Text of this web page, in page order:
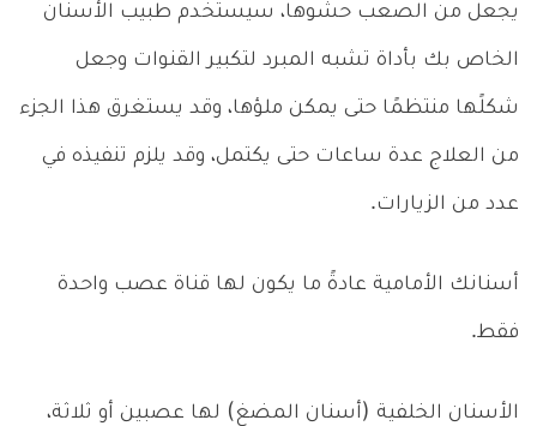
يجعل من الصعب حشوها، سيستخدم طبيب الأسنان
الخاص بك بأداة تشبه المبرد لتكبير القنوات وجعل
شكلًها منتظمًا حتى يمكن ملؤها، وقد يستغرق هذا الجزء
من العلاج عدة ساعات حتى يكتمل، وقد يلزم تنفيذه في
عدد من الزيارات.
أسنانك الأمامية عادةً ما يكون لها قناة عصب واحدة
فقط.
الأسنان الخلفية (أسنان المضغ) لها عصبين أو ثلاثة،